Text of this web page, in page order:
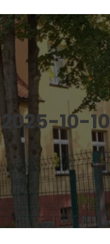
2025-10-10